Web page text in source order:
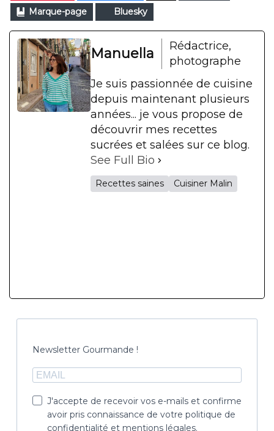
Marque-page
Bluesky
Manuella
Rédactrice,
photographe
Je suis passionnée de cuisine
depuis maintenant plusieurs
années... je vous propose de
découvrir mes recettes
sucrées et salées sur ce blog.
See Full Bio
Recettes saines Cuisiner Malin
Newsletter Gourmande !
J'accepte de recevoir vos e-mails et confirme
avoir pris connaissance de votre politique de
confidentialité et mentions légales.